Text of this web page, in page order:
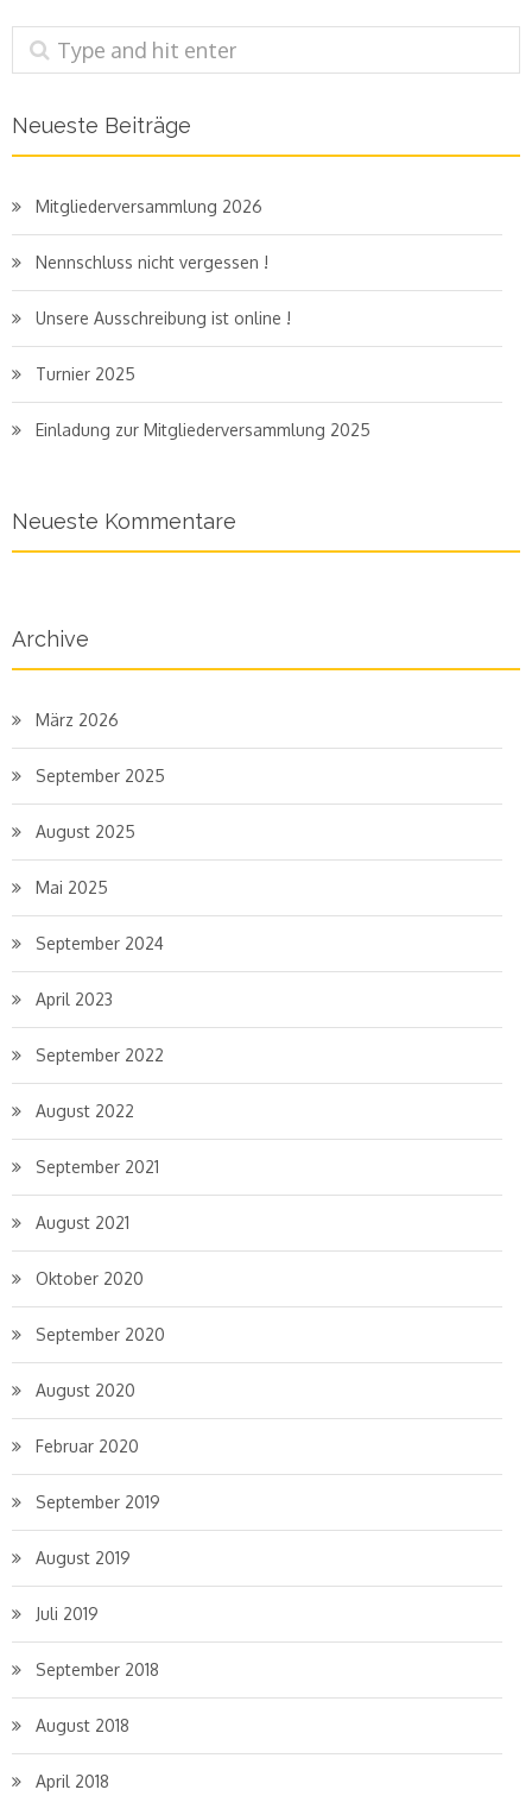
Neueste Beiträge
Mitgliederversammlung 2026
Nennschluss nicht vergessen !
Unsere Ausschreibung ist online !
Turnier 2025
Einladung zur Mitgliederversammlung 2025
Neueste Kommentare
Archive
März 2026
September 2025
August 2025
Mai 2025
September 2024
April 2023
September 2022
August 2022
September 2021
August 2021
Oktober 2020
September 2020
August 2020
Februar 2020
September 2019
August 2019
Juli 2019
September 2018
August 2018
April 2018